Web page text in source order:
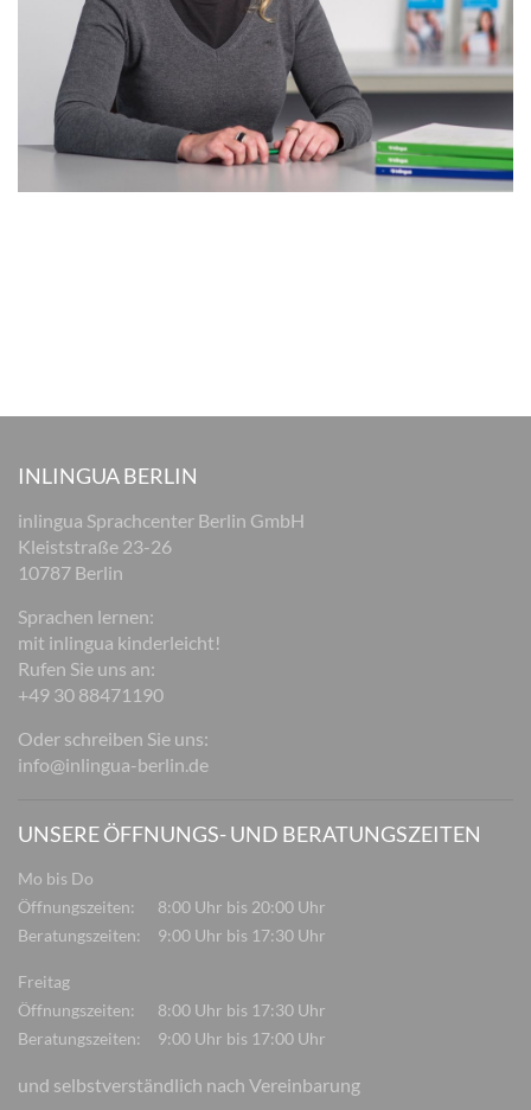
INLINGUA BERLIN
inlingua Sprachcenter Berlin GmbH
Kleiststraße 23-26
10787 Berlin
Sprachen lernen:
mit inlingua kinderleicht!
Rufen Sie uns an:
+49 30 88471190
Oder schreiben Sie uns:
info@inlingua-berlin.de
UNSERE ÖFFNUNGS- UND BERATUNGSZEITEN
Mo bis Do
Öffnungszeiten:
8:00 Uhr bis 20:00 Uhr
Beratungszeiten:
9:00 Uhr bis 17:30 Uhr
Freitag
Öffnungszeiten:
8:00 Uhr bis 17:30 Uhr
Beratungszeiten:
9:00 Uhr bis 17:00 Uhr
und selbstverständlich nach Vereinbarung